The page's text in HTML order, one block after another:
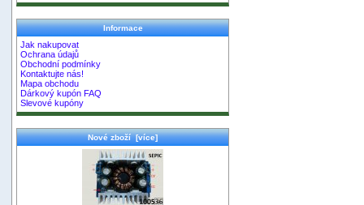
Informace
Jak nakupovat
Ochrana údajů
Obchodní podmínky
Kontaktujte nás!
Mapa obchodu
Dárkový kupón FAQ
Slevové kupóny
Nové zboží [více]